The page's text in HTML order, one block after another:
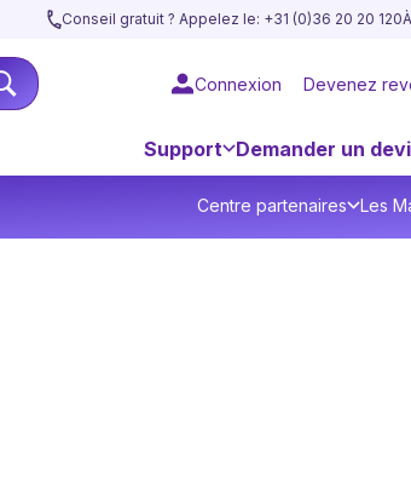
Conseil gratuit ? Appelez le: +31 (0)36 20 20 120
Connexion Devenez
Support Demander un
Centre partenaires Les